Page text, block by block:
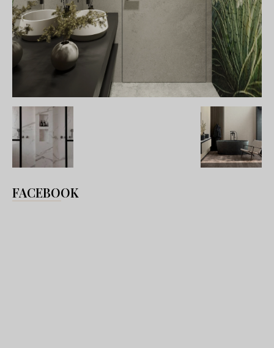
FACEBOOK